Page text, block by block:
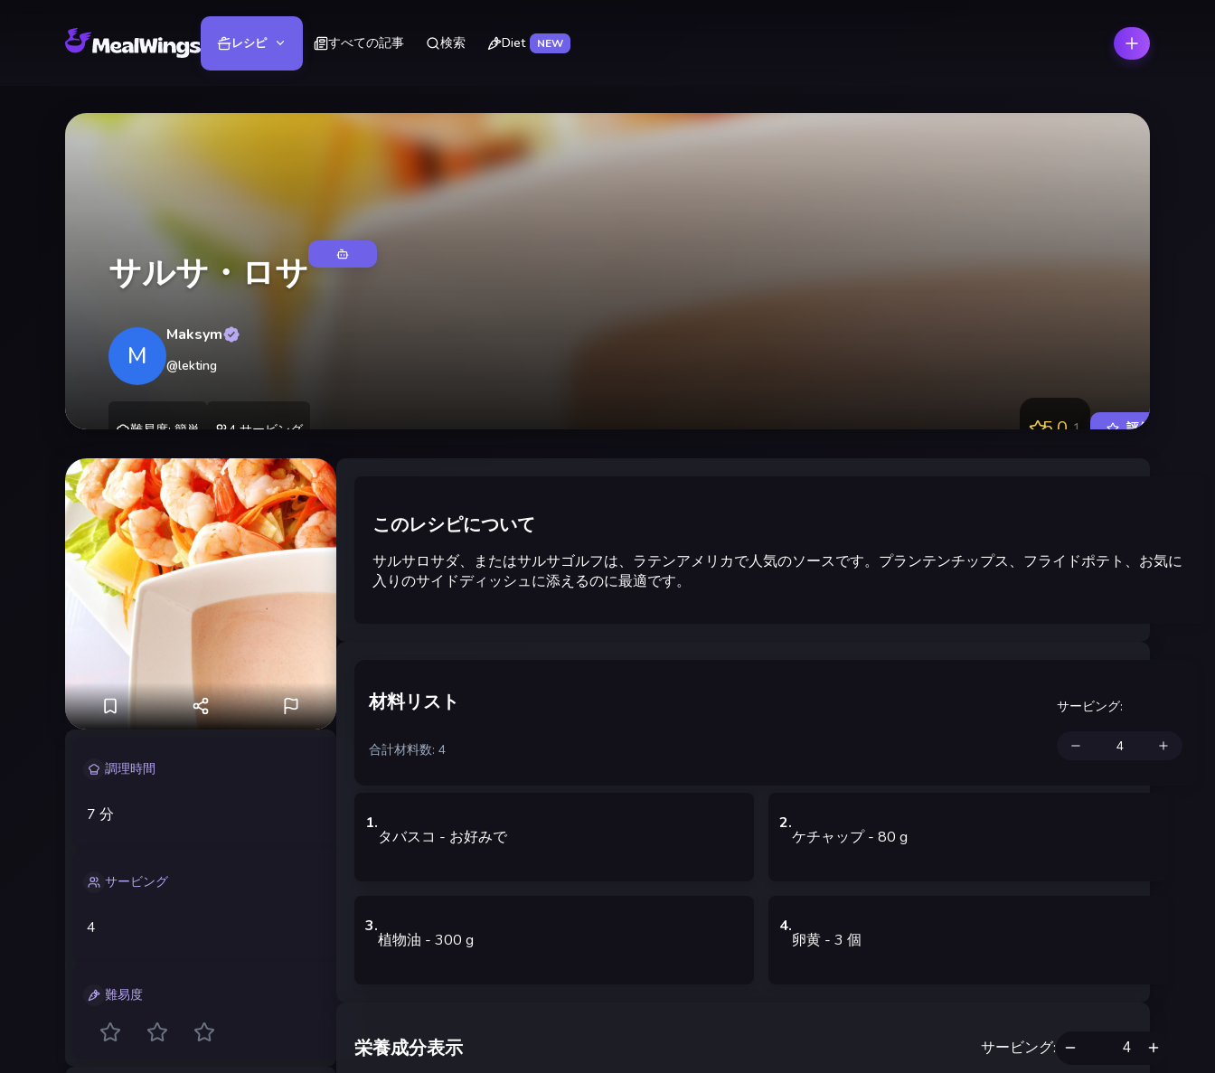
レシピ すべての記事 検索 Diet NEW
サルサ・ロサ
M
Maksym
@lekting
難易度: 簡単 4 サービング 5.0 1 評価する
調理時間
7 分
サービング
4
難易度
このレシピについて
サルサロサダ、またはサルサゴルフは、ラテンアメリカで人気のソースです。プランテンチップス、フライドポテト、お気に
入りのサイドディッシュに添えるのに最適です。
材料リスト
合計材料数: 4
サービング:
1.
タバスコ - お好みで
2.
ケチャップ- 80 g
3.
植物油 - 300 g
4.
卵黄 - 3 個
栄養成分表示 サービング: